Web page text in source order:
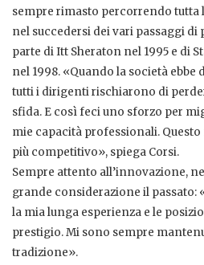
sempre rimasto percorrendo tutta
nel succedersi dei vari passaggi
parte di Itt Sheraton nel 1995 e di
nel 1998. «Quando la società
tutti i dirigenti rischiarono di
sfida. E così feci uno sforzo per
mie capacità professionali. Questo
più competitivo», spiega Corsi.
Sempre attento all’innovazione,
grande considerazione il passato:
la mia lunga esperienza e le
prestigio. Mi sono sempre
tradizione».